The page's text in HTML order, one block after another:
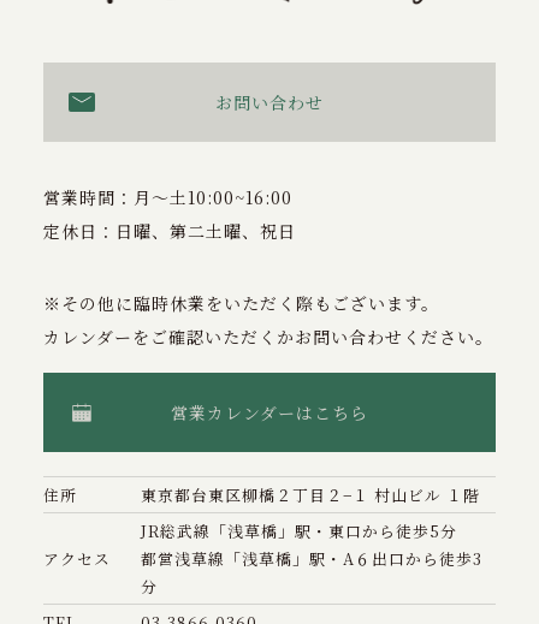
お問い合わせ
営業時間：月〜土10:00~16:00
定休日：日曜、第二土曜、祝日
※その他に臨時休業をいただく際もございます。
カレンダーをご確認いただくかお問い合わせください。
営業カレンダーはこちら
住所 東京都台東区柳橋２丁目２−１ 村山ビル １階
アクセス
JR総武線「浅草橋」駅・東口から徒歩5分
都営浅草線「浅草橋」駅・A６出口から徒歩3
分